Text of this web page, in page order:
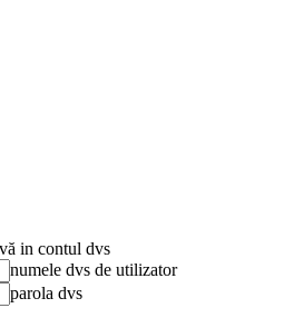
in contul dvs
numele dvs de utilizator
parola dvs